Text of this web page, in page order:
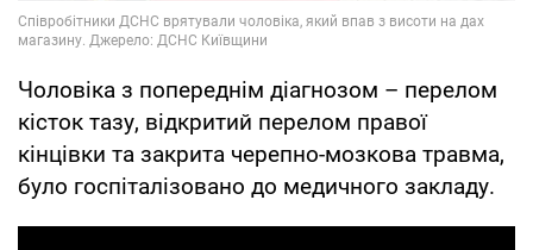
Чоловіка з попереднім діагнозом – перелом
кісток тазу, відкритий перелом правої
кінцівки та закрита черепно-мозкова травма,
було госпіталізовано до медичного закладу.